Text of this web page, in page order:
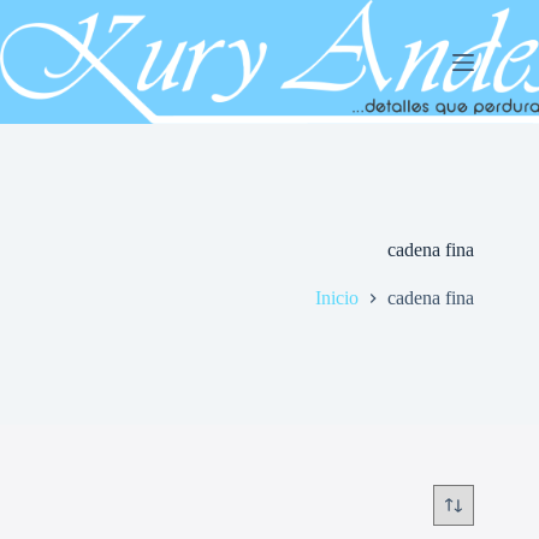
al
contenido
cadena fina
Inicio cadena fina